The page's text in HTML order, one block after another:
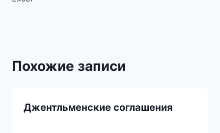
Похожие записи
Джентльменские соглашения